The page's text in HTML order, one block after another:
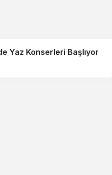
Yaz Konserleri Başlıyor